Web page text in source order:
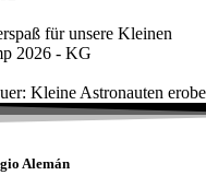
für unsere Kleinen
Kleine Astronauten
Alemán